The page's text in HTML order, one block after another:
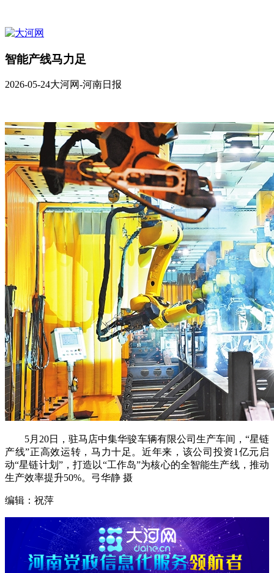
智能产线马力足
2026-05-24大河网-河南日报
5月20日，驻马店中集华骏车辆有限公司生产车间，“星链
产线”正高效运转，马力十足。近年来，该公司投资1亿元启
动“星链计划”，打造以“工作岛”为核心的全智能生产线，推动
生产效率提升50%。弓华静 摄
编辑：祝萍